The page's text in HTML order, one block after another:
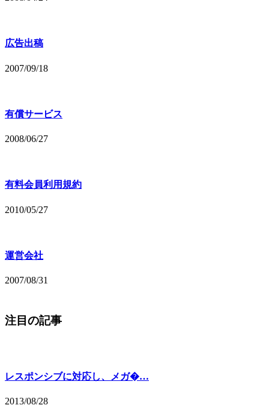
広告出稿
2007/09/18
有償サービス
2008/06/27
有料会員利用規約
2010/05/27
運営会社
2007/08/31
注目の記事
レスポンシブに対応し、メガ�…
2013/08/28